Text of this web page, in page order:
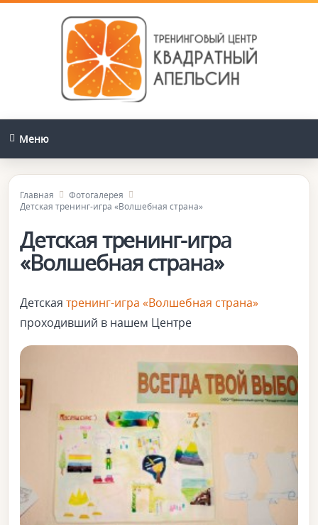
Меню
Главная
Фотогалерея
Детская тренинг-игра «Волшебная страна»
Детская тренинг-игра
«Волшебная страна»
Детская тренинг-игра «Волшебная страна»
проходивший в нашем Центре